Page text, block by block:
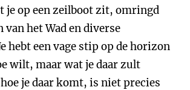
je op een zeilboot zit, omringd
van het Wad en diverse
hebt een vage stip op de horizon
wilt, maar wat je daar zult
je daar komt, is niet precies